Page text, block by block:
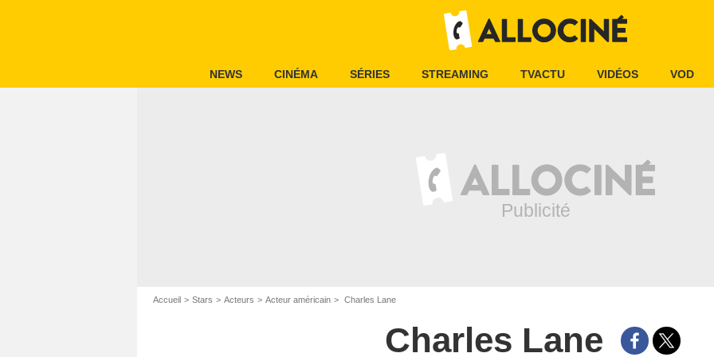
NEWS CINÉMA SÉRIES STREAMING TVACTU VIDÉOS VOD
Accueil Stars Acteurs Acteur américain Charles Lane
Charles Lane